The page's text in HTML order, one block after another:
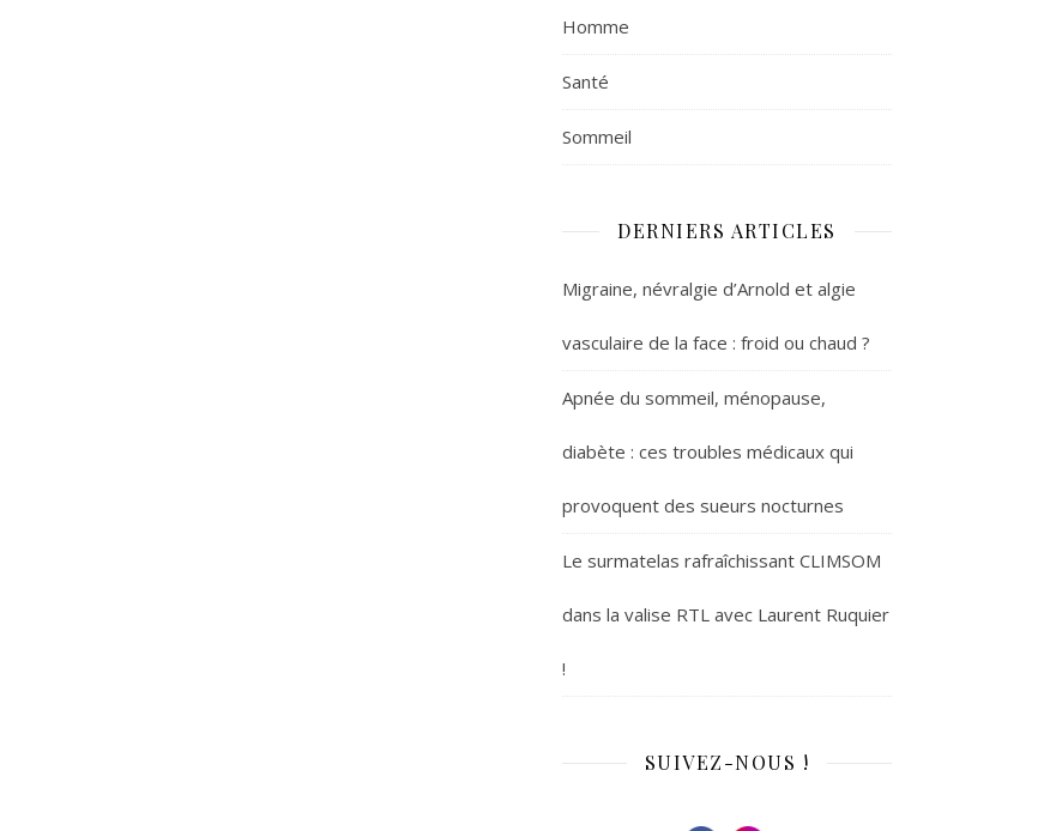
Homme
Santé
Sommeil
DERNIERS ARTICLES
Migraine, névralgie d’Arnold et algie
vasculaire de la face : froid ou chaud ?
Apnée du sommeil, ménopause,
diabète : ces troubles médicaux qui
provoquent des sueurs nocturnes
Le surmatelas rafraîchissant CLIMSOM
dans la valise RTL avec Laurent Ruquier
!
SUIVEZ-NOUS !